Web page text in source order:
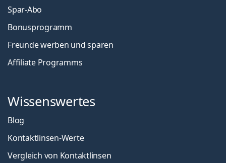
Spar-Abo
Bonusprogramm
Freunde werben und sparen
Affiliate Programms
Wissenswertes
Blog
Kontaktlinsen-Werte
Vergleich von Kontaktlinsen